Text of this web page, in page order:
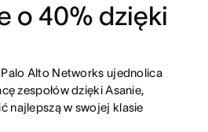
o 40% dzięki
Alto Networks ujednolica
zespołów dzięki Asanie,
najlepszą w swojej klasie